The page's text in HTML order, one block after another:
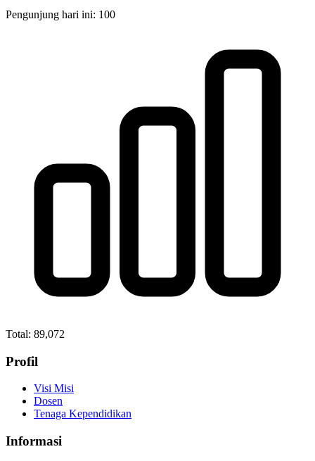
Pengunjung hari ini: 100
Total: 89,072
Profil
Visi Misi
Dosen
Tenaga Kependidikan
Informasi